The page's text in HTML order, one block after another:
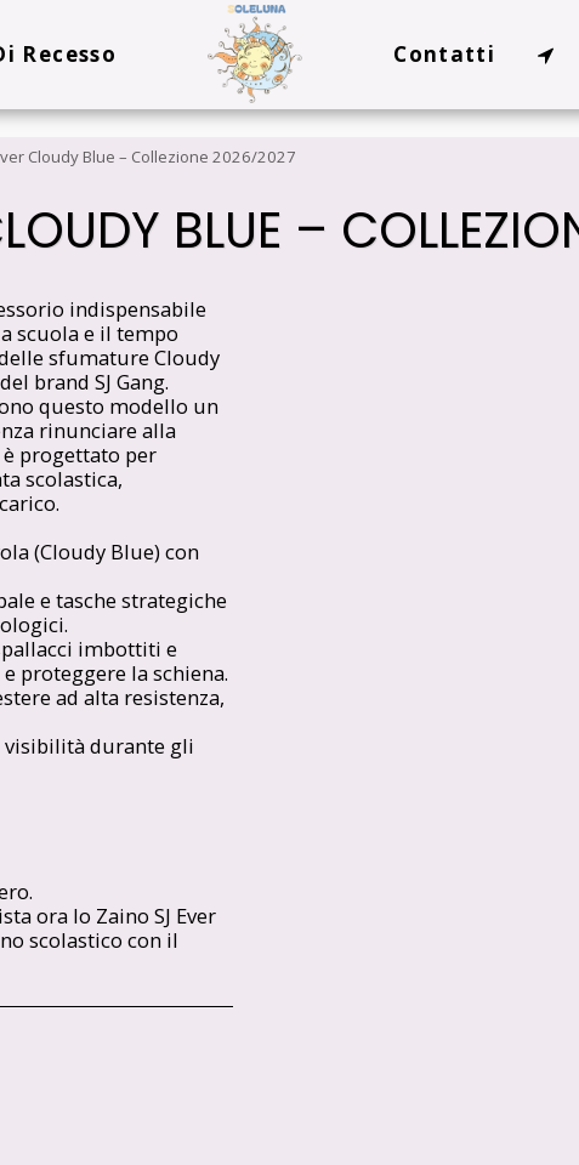
Recesso Contatti
Cloudy Blue – Collezione 2026/2027
BLUE –
indispensabile
scuola e il tempo
sfumature Cloudy
brand SJ Gang.
questo modello un
rinunciare alla
progettato per
scolastica,
(Cloudy Blue) con
e tasche strategiche
imbottiti e
proteggere la schiena.
ad alta resistenza,
visibilità durante gli
ora lo Zaino SJ Ever
scolastico con il